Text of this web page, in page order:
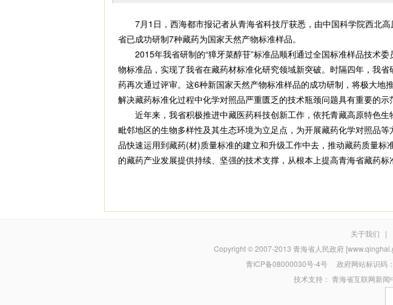
7月1日，西海都市报记者从青海省科技厅获悉，由中国科学院西北高
省已成功研制7种藏药为国家天然产物标准样品。
2015年我省研制的“獐牙菜醇苷”标准品顺利通过全国标准样品技术
物标准品，实现了我省在藏药材标准化研究领域新突破。时隔四年，我
药再次通过评审。这6种新国家天然产物标准样品的成功研制，将极大
解决藏药标准化过程中化学对照品严重匮乏的技术瓶颈问题具有重要的示
近年来，我省积极推进中藏医药科技创新工作，依托青藏高原特色生
毗邻地区的生物多样性及其生态环境为立足点，为开展藏药化学对照品
品快速运用到藏药(材)质量标准的建立和升级工作中去，推动藏药质量
的藏药产业发展提供持续、坚强的技术支撑，从根本上提高青海省藏药
关于我们 |
Copyright © 2007-2013 青海省人民政府
青ICP备08000030号-4号政府网站标识码
技术支持： 青海省互联网新闻